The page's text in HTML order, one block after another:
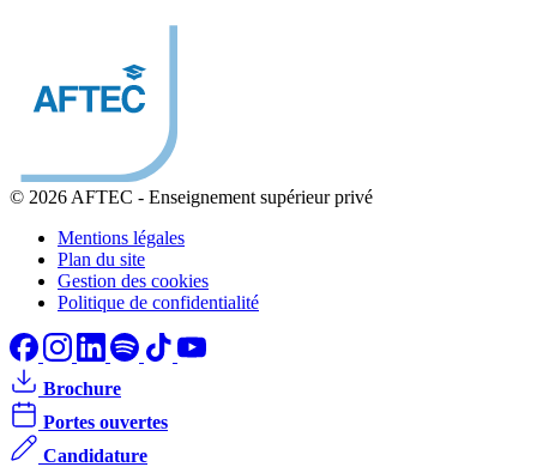
© 2026 AFTEC - Enseignement supérieur privé
Mentions légales
Plan du site
Gestion des cookies
Politique de confidentialité
Brochure
Portes ouvertes
Candidature